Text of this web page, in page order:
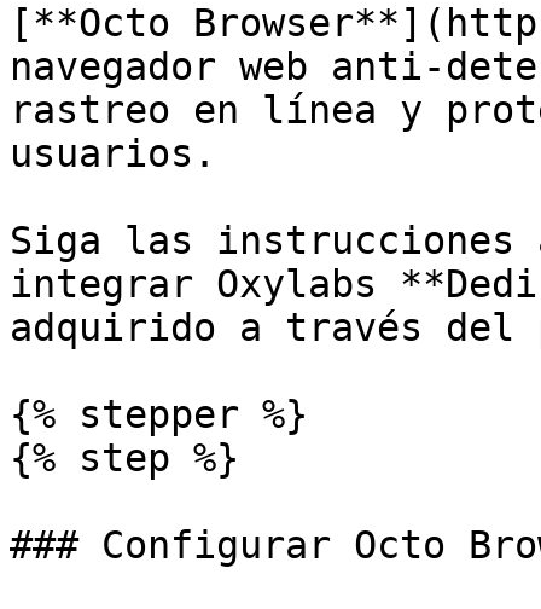
[**Octo
navegador web anti-
rastreo en línea y
usuarios.
Siga las instrucciones
integrar Oxylabs
adquirido a través del
{% stepper %}
{% step %}
### Configurar Octo